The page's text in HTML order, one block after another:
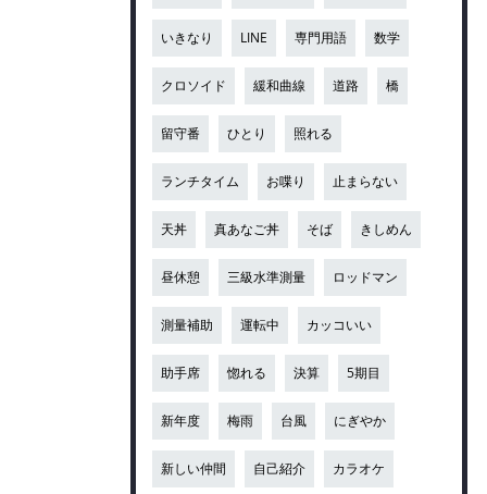
いきなり LINE 専門用語 数学
クロソイド 緩和曲線 道路 橋
留守番 ひとり 照れる
ランチタイム お喋り 止まらない
天丼 真あなご丼 そば きしめん
昼休憩 三級水準測量 ロッドマン
測量補助 運転中 カッコいい
助手席 惚れる 決算 5期目
新年度 梅雨 台風 にぎやか
新しい仲間 自己紹介 カラオケ